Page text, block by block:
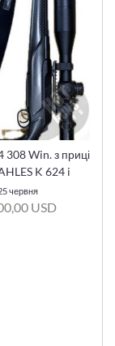
308 Win. з приці
K 624 i
червня
USD